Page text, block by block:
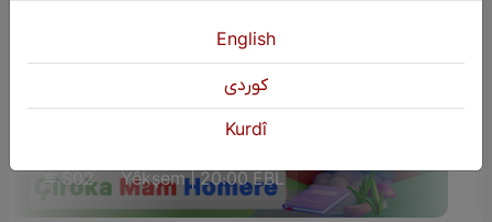
ÇÎROKÊN ZAROKAN (Çîroka Mam
S02 Yêkşem | 20:00 EBL
English
كوردی
Kurdî